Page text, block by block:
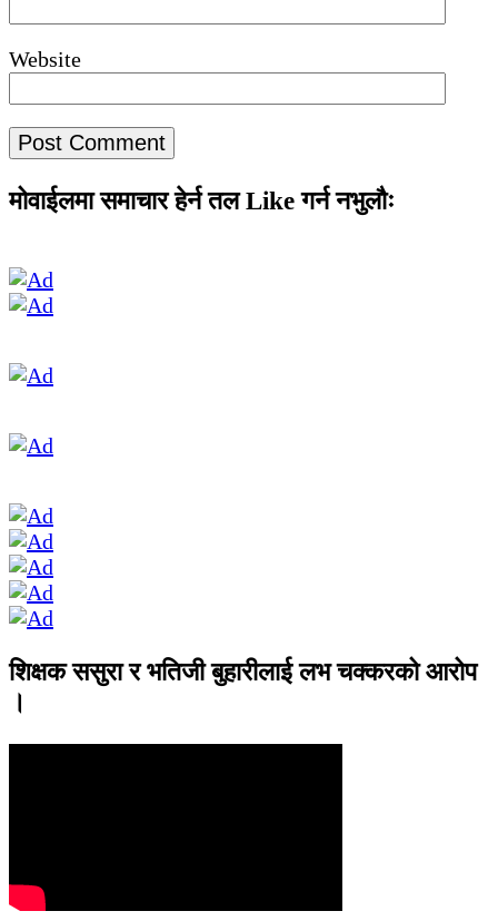
Website
मोवाईलमा समाचार हेर्न तल Like गर्न नभुलौः
शिक्षक ससुरा र भतिजी बुहारीलाई लभ चक्करको आरोप
।